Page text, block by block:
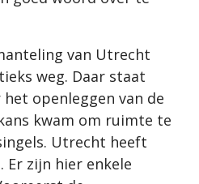
van Utrecht
weg. Daar staat
openleggen van de
kwam om ruimte te
Utrecht heeft
Er zijn hier enkele